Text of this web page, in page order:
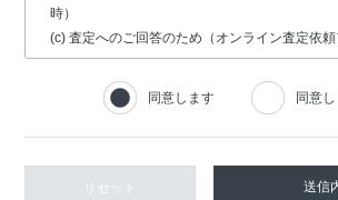
時）
(c) 査定へのご回答のため（オンライン査定依頼
(d) 車検・修理関連の回答のため（車検・修理
(e) 採用選考業務（採用情報フォーム経由時）
2.2.個人情報の取扱いの委託
情報の安全管理が図られるよう、充分な保護水
同意します 同意
リセット